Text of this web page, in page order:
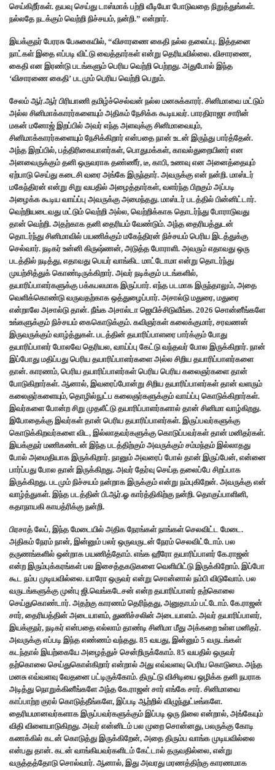
செய்கிறீர்கள். தயவு செய்து டாஸ்மாக் பற்றி வீடியோ போடுவதை நிறுத்துங்கள்.
நல்லதே நடக்கும் வெற்றி நிச்சயம், நன்றி.” என்றார்.
இயக்குநர் பேரரசு பேசுகையில், “விசாரணை கைதி நல்ல தலைப்பு. இத்தனை
நாட்கள் இதை எப்படி விட்டு வைத்தார்கள் என்று தெரியவில்லை. விசாரணை,
கைதி என இரண்டு படங்களும் பெரிய வெற்றி பெற்றது. அதுபோல் இந்த
‘விசாரணை கைதி’ படமும் பெரிய வெற்றி பெறும்.
சேலம் ஆர்.ஆர் பிரியாணி தமிழ்ச்செல்வன் நல்ல மனசுக்காரர். சினிமாவை மட்டும்
அல்ல சினிமாக்காரர்களையும் அதிகம் நேசிக்க கூடியவர். பாரதிராஜா சாரின்
மகன் மனோஜ் இறப்பில் அவர் எந்த அளவுக்கு சினிமாவையும்,
சினிமாக்காரர்களையும் நேசிக்கிறார் என்பதை நான் உடன் இருந்து பார்த்தேன்.
அந்த இறப்பில், பத்திரிகையாளர்கள், பொதுமக்கள், காவல்துறையினர் என
அனவைருக்கும் தனி ஒருவராக தண்ணீர், டீ, காபி, உணவு என அனைத்தையும்
ஏற்பாடு செய்து கடைசி வரை அங்கே இருந்தார். அவருக்கு என் நன்றி. மாஸ்டர்
மகேந்திரன் என்று சிறு வயதில் அழைத்தார்கள், வளர்ந்த பிறகும் அப்படி
அழைக்க கூடிய வாய்ப்பு அவருக்கு அமைந்தது. மாஸ்டர் படத்தில் பின்னிட்டார்.
வெற்றியடைவது மட்டும் வெற்றி அல்ல, வெற்றிக்காக தொடர்ந்து போராடுவது
தான் வெற்றி. அதற்காக தனி தைரியம் வேண்டும். அந்த தைரியத்துடன்
தொடர்ந்து சினிமாவில் பயணிக்கும் மகேந்திரன் நிச்சயம் பெரிய இடத்துக்கு
செல்வார். நடிகர் உன்னி கிருஷ்ணன், அடுத்த போராளி. அவரும் எதாவது ஒரு
படத்தில் நடித்து, எதாவது பெயர் வாங்கிட மாட்டோமா என்று தொடர்ந்து
முயற்சித்துக் கொண்டிருக்கிறார். அவர் நடிக்கும் படங்களில்,
தயாரிப்பாளர்களுக்கு பக்கபலமாக இருப்பார். எந்த படமாக இருந்தாலும், அதை
வெளிக்கொண்டு வருவதற்காக ஒத்துழைப்பார். அசால்டு மதுரை, மதுரை
என்றாலே அசால்டு தான். நீங்க அசால்டா ஜெயிச்சிடுவீங்க. 2026 சொன்னீங்களே
உங்களுக்கும் நிச்சயம் கைகொடுக்கும். கவிஞர்கள் கலைக்குமார், சரவணன்
இருவருக்கும் வாழ்த்துகள். படத்தின் தயாரிப்பாளரை பார்க்கும் போது
தயாரிப்பாளர் போலவே தெரியல, வாய்ப்பு கேட்டு வந்தவர் போல இருக்கிறார். நான்
இப்போது மதிப்பது பெரிய தயாரிப்பாளர்களை அல்ல சிறிய தயாரிப்பாளர்களை
தான். காரணம், பெரிய தயாரிப்பாளர்கள் பெரிய பெரிய கலைஞர்களை தான்
போடுகிறார்கள். ஆனால், இவரைப்போன்று சிறிய தயாரிப்பாளர்கள் தான் வளரும்
கலைஞர்களையும், தொழில்நுட்ப கலைஞர்களுக்கும் வாய்ப்பு கொடுக்கிறார்கள்.
இவர்களை போன்ற சிறு முதலீட்டு தயாரிப்பாளர்களால் தான் சினிமா வாழ்கிறது.
இபோதைக்கு இவர்கள் தான் பெரிய தயாரிப்பாளர்கள். இருப்பவர்களுக்கு
கொடுக்கிறவர்களை விட, இல்லாதவர்களுக்கு கொடுப்பவர்கள் தான் மனிதர்கள்.
இயக்குநர் மணிகண்டன் இந்த படத்திற்கும் அவருக்கும் சம்மந்தம் இல்லாதது
போல் அமைதியாக இருக்கிறார். நானும் அவரைப் போல் தான் இருப்பேன், என்னை
பார்ப்பது போல தான் இருக்கிறது. அவர் தேர்வு செய்த தலைப்பே சிறப்பாக
இருக்கிறது. படமும் நிச்சயம் நன்றாக இருக்கும் என்று நம்புகிறேன். அவருக்கு என்
வாழ்த்துகள். இந்த படத்தின் பி.ஆர்.ஓ கார்த்திகிற்கு நன்றி. தொகுப்பாளினி,
கதாநாயகி காயத்ரிக்கு நன்றி.
பிரசாத் லேப், இந்த மேடையில் அதிக நேரங்கள் நாங்கள் செலவிட்ட மேடை.
அதிகம் நேரம் நான், இன்னும் பலர் ஒருவருடன் நேரம் செலவிட்டோம். பல
தருணங்களில் ஒன்றாக பயணித்தோம். எங்க ஹீரோ தயாரிப்பாளர் கே.ராஜன்
என்ற இரும்புக்கரங்கள் பல இசைத்தகடுகளை வெளியிட்டு இருக்கிறோம். இப்போ
கூட நம்ப முடியவில்லை. யாரோ ஒருவர் என்று சொன்னால் நம்பி விடுவோம். பல
வருடங்களுக்கு முன்பு ஜி.வெங்கடேசன் என்ற தயாரிப்பாளர் தற்கொலை
செய்துகொண்டார். அதற்கு காரணம் தெரிந்தது, அனுதாபம் பட்டோம். கே.ராஜன்
சார், தைரியத்தின் அடையாளம், துணிச்சலின் அடையாளம். அவர் தயாரிப்பாளர்,
இயக்குநர், நடிகர் என்பதை எல்லாம் தாண்டி சினிமா மீது அக்கறை உள்ள மனிதர்.
அவருக்கு எப்படி இந்த எண்ணம் வந்தது. 85 வயது, இன்னும் 5 வருடங்கள்
கடந்தால் இயற்கையே அழைத்துச் சென்றிருக்கோம். 85 வயதில் ஒருவர்
தற்கொலை செய்துகொள்கிறார் என்றால் அது எவ்வளவு பெரிய கொடுமை. அந்த
மனசு எவ்வளவு வேதனை பட்டிருக்கோம். திருட்டு விசிடியை ஒழிக்க தனி நபராக
அடித்து நொறுக்கினீங்களே அந்த கே.ராஜன் சார் எங்கே சார். சினிமாவை
காப்பாற்ற குரல் கொடுத்தீங்களே, இப்படி ஆற்றில் விழுந்துட்டீங்களே.
தைரியமானவர்களாக இருப்பவர்களுக்கும் இப்படி ஒரு நிலை என்றால், அங்கேயும்
விதி விளையாடுகிறது. அவர் என்னிடம் பல முறை சொன்னது, பலருக்கு கோடி
கணக்கில் கடன் கொடுத்து இருக்கிறேன், அதை திரும்ப வாங்க முடியவில்லை
என்பது தான். கடன் வாங்கியவர்களிடம் கேட்டால் தருவதில்லை, என்று
வருத்தத்தோடு சொல்வார். ஆனால், இது அவரது மரணத்திற்கு காரணமாக